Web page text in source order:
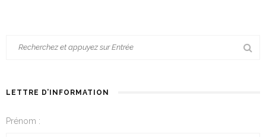
LETTRE D’INFORMATION
Prénom :